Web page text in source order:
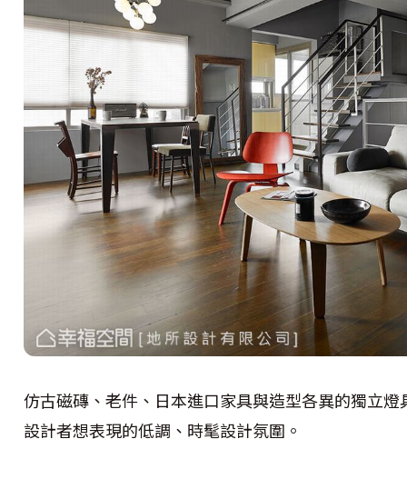
仿古磁磚、老件、日本進口家具與造型各異的獨立
設計者想表現的低調、時髦設計氛圍。